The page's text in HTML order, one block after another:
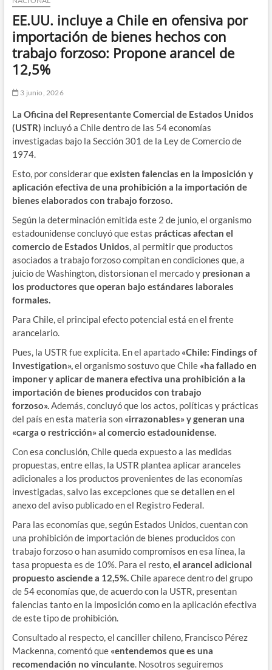
EE.UU. incluye a Chile en ofensiva por
importación de bienes hechos con
trabajo forzoso: Propone arancel de
12,5%
3 junio, 2026
La Oficina del Representante Comercial de Estados Unidos
(USTR) incluyó a Chile dentro de las 54 economías
investigadas bajo la Sección 301 de la Ley de Comercio de
1974.
Esto, por considerar queexisten falencias en la imposición y
aplicación efectiva de una prohibición a la importación de
bienes elaborados con trabajo forzoso.
Según la determinación emitida este 2 de junio, el organismo
estadounidense concluyó que estas prácticas afectan el
comercio de Estados Unidos, al permitir que productos
asociados a trabajo forzoso compitan en condiciones que, a
juicio de Washington, distorsionan el mercado ypresionan a
los productores que operan bajo estándares laborales
formales.
Para Chile, el principal efecto potencial está en el frente
arancelario.
Pues, la USTR fue explícita. En el apartado «Chile: Findings of
Investigation»,el organismo sostuvo que Chile «ha fallado en
imponer y aplicar de manera efectiva una prohibición a la
importación de bienes producidos con trabajo
forzoso».Además, concluyó que los actos, políticas y prácticas
del país en esta materia son «irrazonables» y generan una
«carga o restricción» al comercio estadounidense.
Con esa conclusión, Chile queda expuesto a las medidas
propuestas, entre ellas, la USTR plantea aplicar aranceles
adicionales a los productos provenientes de las economías
investigadas, salvo las excepciones que se detallen en el
anexo del aviso publicado en el Registro Federal.
Para las economías que, según Estados Unidos, cuentan con
una prohibición de importación de bienes producidos con
trabajo forzoso o han asumido compromisos en esa línea, la
tasa propuesta es de 10%. Para el resto,el arancel adicional
propuesto asciende a 12,5%.Chile aparece dentro del grupo
de 54 economías que, de acuerdo con la USTR, presentan
falencias tanto en la imposición como en la aplicación efectiva
de este tipo de prohibición.
Consultado al respecto, el canciller chileno, Francisco Pérez
Mackenna, comentó que «entendemos que es una
recomendación no vinculante. Nosotros seguiremos